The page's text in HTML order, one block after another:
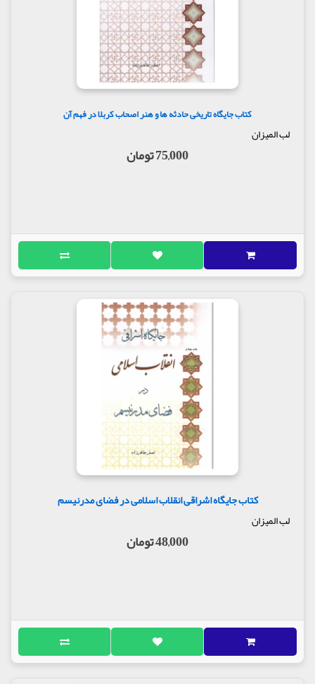
کتاب جایگاه تاریخی حادثه ها و هنر اصحاب کربلا در فهم آن
لب المیزان
75,000 تومان
کتاب جایگاه اشراقی انقلاب اسلامی در فضای مدرنیسم
لب المیزان
48,000 تومان